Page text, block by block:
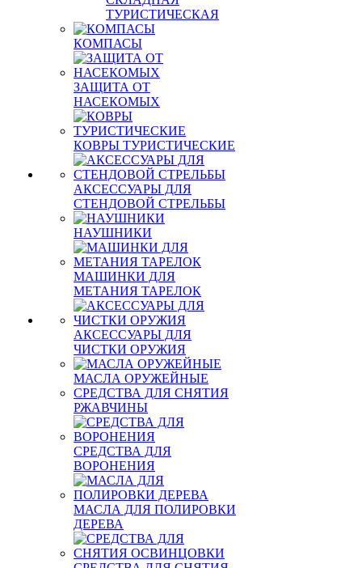
ТУРИСТИЧЕСКАЯ
КОМПАСЫ
ЗАЩИТА ОТ
НАСЕКОМЫХ
КОВРЫ ТУРИСТИЧЕСКИЕ
АКСЕССУАРЫ ДЛЯ
СТЕНДОВОЙ СТРЕЛЬБЫ
НАУШНИКИ
МАШИНКИ ДЛЯ
МЕТАНИЯ ТАРЕЛОК
АКСЕССУАРЫ ДЛЯ
ЧИСТКИ ОРУЖИЯ
МАСЛА ОРУЖЕЙНЫЕ
СРЕДСТВА ДЛЯ СНЯТИЯ
РЖАВЧИНЫ
СРЕДСТВА ДЛЯ
ВОРОНЕНИЯ
МАСЛА ДЛЯ ПОЛИРОВКИ
ДЕРЕВА